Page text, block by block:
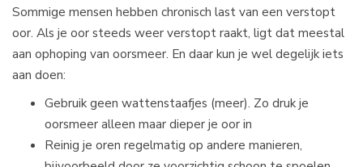
Sommige mensen hebben chronisch last van een verstopt
oor. Als je oor steeds weer verstopt raakt, ligt dat meestal
aan ophoping van oorsmeer. En daar kun je wel degelijk iets
aan doen:
Gebruik geen wattenstaafjes (meer). Zo druk je
oorsmeer alleen maar dieper je oor in
Reinig je oren regelmatig op andere manieren,